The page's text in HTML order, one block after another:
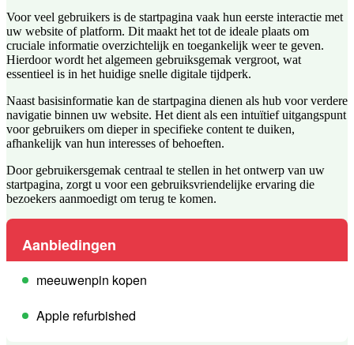
Voor veel gebruikers is de startpagina vaak hun eerste interactie met
uw website of platform. Dit maakt het tot de ideale plaats om
cruciale informatie overzichtelijk en toegankelijk weer te geven.
Hierdoor wordt het algemeen gebruiksgemak vergroot, wat
essentieel is in het huidige snelle digitale tijdperk.
Naast basisinformatie kan de startpagina dienen als hub voor verdere
navigatie binnen uw website. Het dient als een intuïtief uitgangspunt
voor gebruikers om dieper in specifieke content te duiken,
afhankelijk van hun interesses of behoeften.
Door gebruikersgemak centraal te stellen in het ontwerp van uw
startpagina, zorgt u voor een gebruiksvriendelijke ervaring die
bezoekers aanmoedigt om terug te komen.
Aanbiedingen
meeuwenpin kopen
Apple refurbished